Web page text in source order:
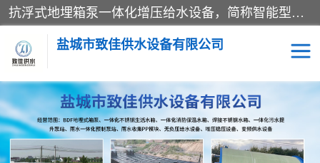
抗浮式地埋箱泵一体化增压给水设备，简称智能型泵站。它由由水泵机组、消防水箱、泵房三大部分组成，其抗浮效果好，因为设计时通过将底板与箱体联在一起，箱体重量抵消了地下水浮力。系统维护好，内部拉筋、泵站、管道，喷淋等各部运行正堂，无一损坏；结构更牢固。
盐城市致佳供水设备有限公司
消防一体化水箱 地埋箱泵一体化
一体化污水泵站